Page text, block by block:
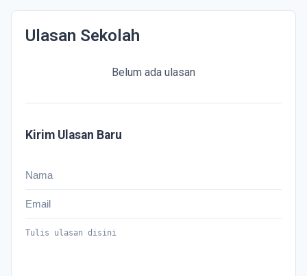
Ulasan Sekolah
Belum ada ulasan
Kirim Ulasan Baru